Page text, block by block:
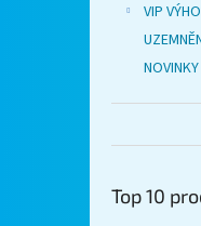
VIP
NOVINKY
Top 10